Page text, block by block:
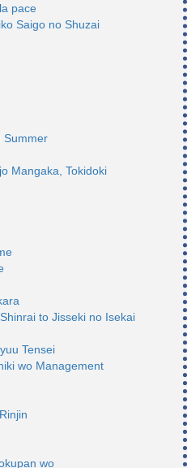
pace
Saigo no Shuzai
Summer
Mangaka, Tokidoki
to Jisseki no Isekai
Tensei
wo Management
wo